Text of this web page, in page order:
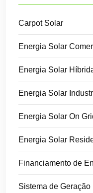
Carpot Solar
Energia Solar
Energia Solar
Energia Solar
Energia Solar On
Energia Solar
Financiamento de
Sistema de